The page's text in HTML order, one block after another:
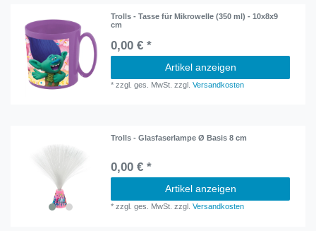
Trolls - Tasse für Mikrowelle (350 ml) - 10x8x9
cm
0,00 € *
Artikel anzeigen
*zzgl. ges. MwSt. zzgl.Versandkosten
Trolls - Glasfaserlampe Ø Basis 8 cm
0,00 € *
Artikel anzeigen
*zzgl. ges. MwSt. zzgl.Versandkosten